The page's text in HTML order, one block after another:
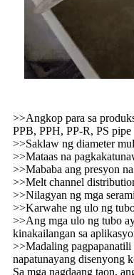
>>Angkop para sa
PPB, PPH, PP-R, PS pipe
>>Saklaw ng diameter
>>Mataas na
>>Mababa ang presyon
>>Melt channel
>>Nilagyan ng mga
>>Karwahe ng ulo ng
>>Ang mga ulo ng tubo
kinakailangan sa
>>Madaling pagpapanatili
napatunayang disenyong
Sa mga nagdaang taon,